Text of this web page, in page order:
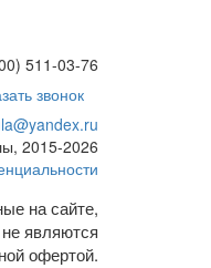
511-03-76
звонок
2015-2026
на сайте,
являются
офертой.